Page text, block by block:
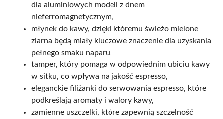
dla aluminiowych modeli z dnem
nieferromagnetycznym,
młynek do kawy, dzięki któremu świeżo mielone
ziarna będą miały kluczowe znaczenie dla uzyskania
pełnego smaku naparu,
tamper, który pomaga w odpowiednim ubiciu kawy
w sitku, co wpływa na jakość espresso,
eleganckie filiżanki do serwowania espresso, które
podkreślają aromaty i walory kawy,
zamienne uszczelki, które zapewnią szczelność